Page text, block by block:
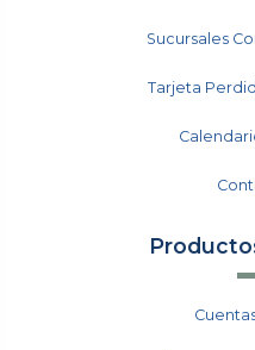
Sucursales
Tarjeta